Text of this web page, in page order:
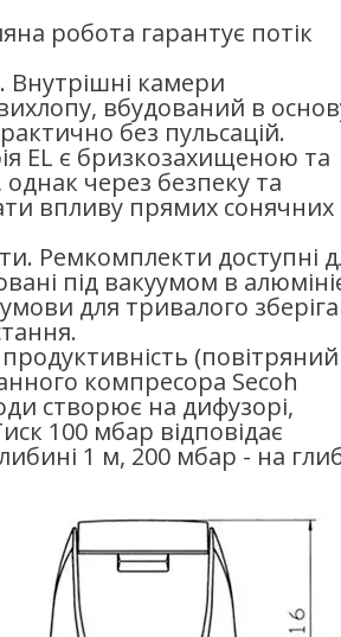
робота гарантує потік
Внутрішні камери
вбудований в
без пульсацій.
EL є бризкозахищеною та
через безпеку та
впливу прямих сонячних
Ремкомплекти доступні
під вакуумом в
для тривалого
(повітряний
компресора Secoh
створює на дифузорі,
100 мбар відповідає
1 м, 200 мбар - на